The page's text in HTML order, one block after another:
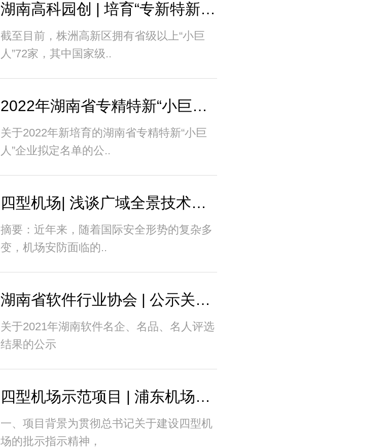
湖南高科园创 | 培育“专新特新”企业，打造..
截至目前，株洲高新区拥有省级以上“小巨
人”72家，其中国家级..
2022年湖南省专精特新“小巨人”企业名单
关于2022年新培育的湖南省专精特新“小巨
人”企业拟定名单的公..
四型机场| 浅谈广域全景技术在机场围界安..
摘要：近年来，随着国际安全形势的复杂多
变，机场安防面临的..
湖南省软件行业协会 | 公示关于2021年湖南..
关于2021年湖南软件名企、名品、名人评选
结果的公示
四型机场示范项目 | 浦东机场围界广域全
一、项目背景为贯彻总书记关于建设四型机
场的批示指示精神，